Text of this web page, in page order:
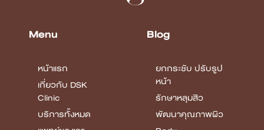
Menu
หน้าแรก
เกี่ยวกับ DSK
Clinic
บริการทั้งหมด
Blog
ยกกระชับ ปรับรูป
หน้า
รักษาหลุมสิว
พัฒนาคุณภาพผิว